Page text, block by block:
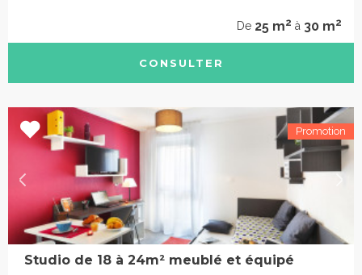
De 25 m2 à 30 m2
CONSULTER
Studio de 18 à 24m² meublé et équipé